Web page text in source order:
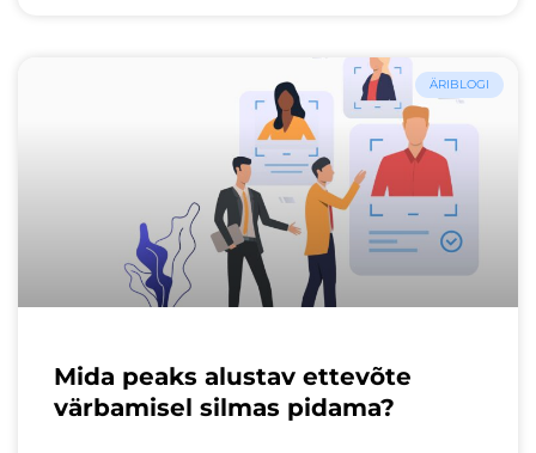
ÄRIBLOGI
Mida peaks alustav ettevõte
värbamisel silmas pidama?